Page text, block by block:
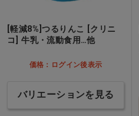
[軽減8%]つるりんこ [クリニ
コ] 牛乳・流動食用…他
価格：ログイン後表示
バリエーションを見る